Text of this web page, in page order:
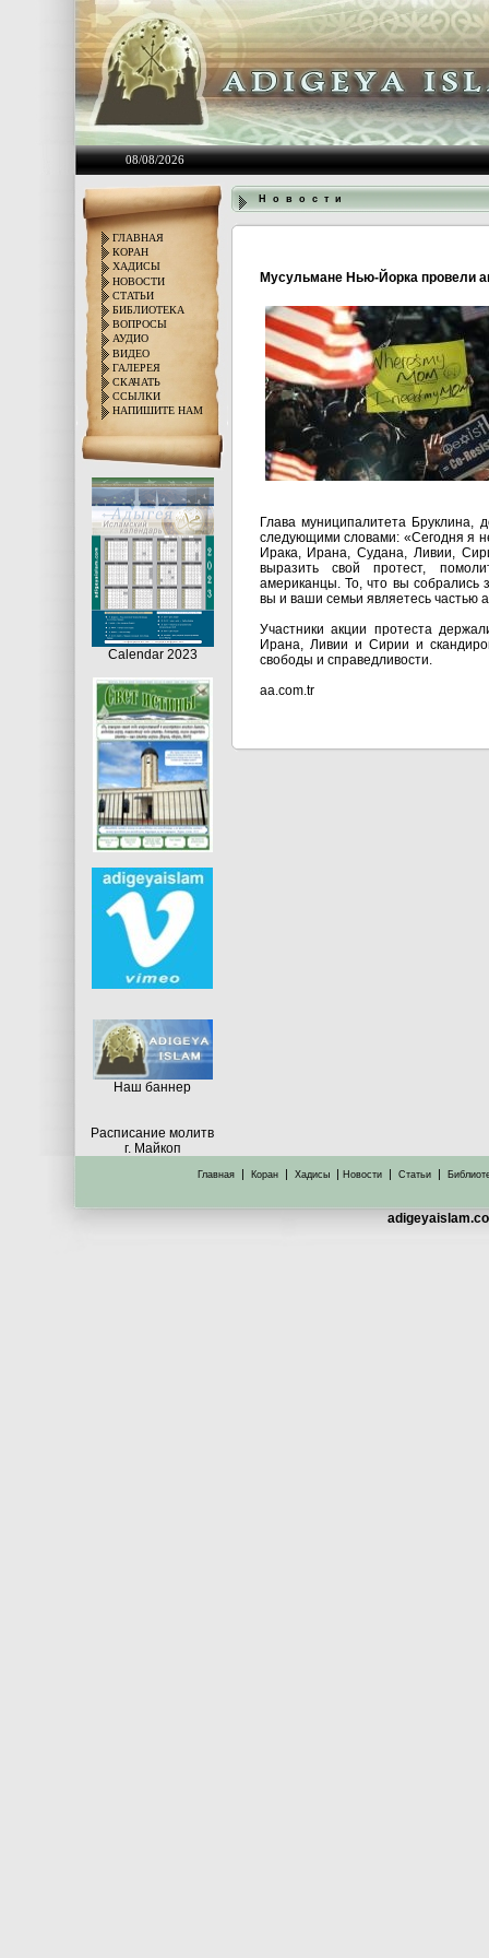
08/08/2026
ГЛАВНАЯ
КОРАН
ХАДИСЫ
НОВОСТИ
СТАТЬИ
БИБЛИОТЕКА
ВОПРОСЫ
АУДИО
ВИДЕО
ГАЛЕРЕЯ
СКАЧАТЬ
ССЫЛКИ
НАПИШИТЕ НАМ
Calendar 2023
Hаш баннер
Расписание молитв
г. Майкоп
Н о в о с т и
Мусульмане Нью-Йорка провели
Глава муниципалитета
следующими словами: «Сегодня я
Ирака, Ирана, Судана, Ливии,
выразить свой протест,
американцы. То, что вы собрались
вы и ваши семьи являетесь частью
Участники акции протеста
Ирана, Ливии и Сирии и
свободы и справедливости.
aa.com.tr
Главная | Коран | Хадисы | Новости | Статьи |